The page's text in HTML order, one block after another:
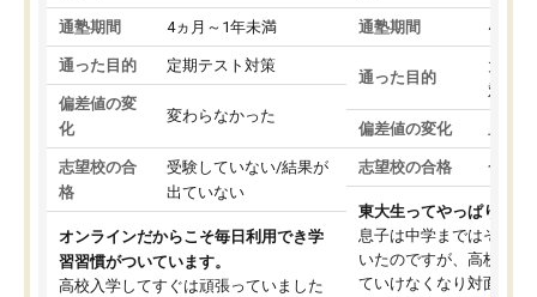
通塾期間 4ヵ月～1年未満
通った目的 定期テスト対策
偏差値の変
化
変わらなかった
志望校の合
格
受験していない/結果が
出ていない
オンラインだからこそ毎日利用でき学
習習慣がついています。
高校入学してすぐは頑張っていました
通塾期間 4ヵ月
通った目的
大学
対策
偏差値の変化 上が
志望校の合格 合格
東大生ってやっぱりすご
息子は中学まではそこそ
いたのですが、高校に入
ていけなくなり対面の塾